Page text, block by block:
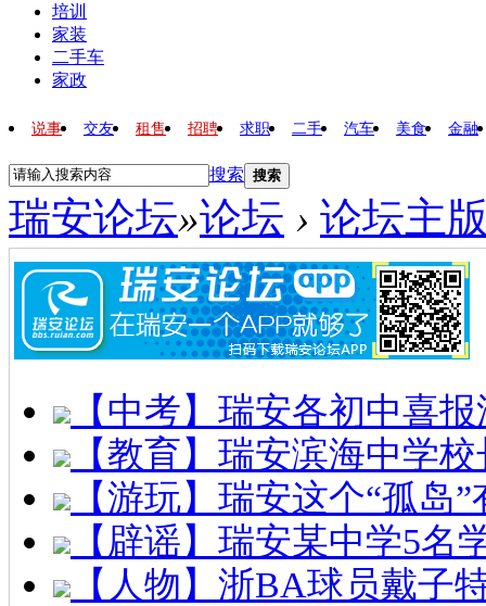
培训
家装
二手车
家政
说事 交友 租售 招聘 求职 二手 汽车 美食 金融
搜索 搜索
瑞安论坛»论坛 › 论坛主
【中考】瑞安各初中喜
【教育】瑞安滨海中学
【游玩】瑞安这个“孤岛
【辟谣】瑞安某中学5名
【人物】浙BA球员戴子